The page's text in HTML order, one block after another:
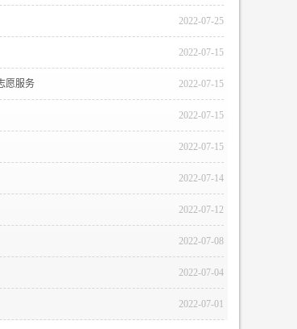
2022-07-25
2022-07-15
愿服务 2022-07-15
2022-07-15
2022-07-15
2022-07-14
2022-07-12
2022-07-08
2022-07-04
2022-07-01